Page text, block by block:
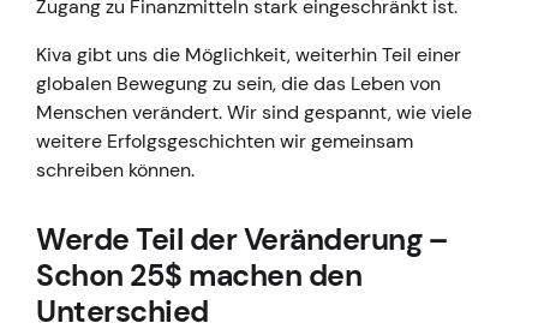
Zugang zu Finanzmitteln stark eingeschränkt ist.
Kiva gibt uns die Möglichkeit, weiterhin Teil einer
globalen Bewegung zu sein, die das Leben von
Menschen verändert. Wir sind gespannt, wie viele
weitere Erfolgsgeschichten wir gemeinsam
schreiben können.
Werde Teil der Veränderung –
Schon 25$ machen den
Unterschied